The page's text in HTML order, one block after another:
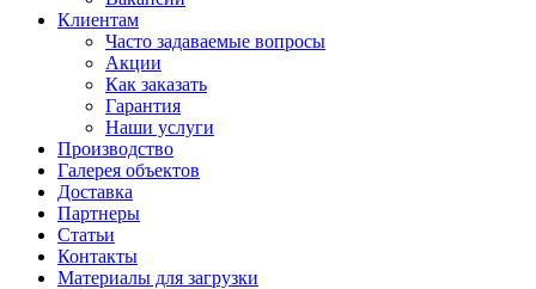
Клиентам
Часто задаваемые вопросы
Акции
Как заказать
Гарантия
Наши услуги
Производство
Галерея объектов
Доставка
Партнеры
Статьи
Контакты
Материалы для загрузки